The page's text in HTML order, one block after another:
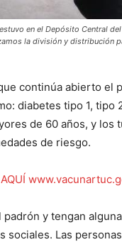
en el Depósito Central
la división y distribución
continúa abierto el
diabetes tipo 1, tipo
de 60 años, y los
de riesgo.
AQUÍ
y tengan
sociales. Las